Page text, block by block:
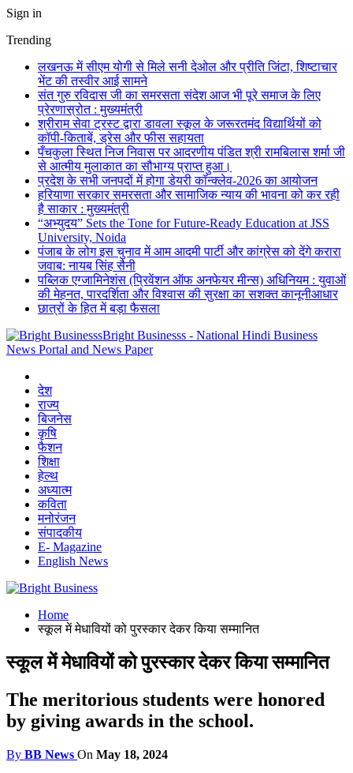
Sign in
Trending
लखनऊ में सीएम योगी से मिले सनी देओल और प्रीति जिंटा, शिष्टाचार
भेंट की तस्वीर आई सामने
संत गुरु रविदास जी का समरसता संदेश आज भी पूरे समाज के लिए
प्रेरणास्रोत : मुख्यमंत्री
श्रीराम सेवा ट्रस्ट द्वारा डावला स्कूल के जरूरतमंद विद्यार्थियों को
कॉपी-किताबें, ड्रेस और फीस सहायता
पँचकुला स्थित निज निवास पर आदरणीय पंडित श्री रामबिलास शर्मा जी
से आत्मीय मुलाकात का सौभाग्य प्राप्त हुआ।
प्रदेश के सभी जनपदों में होगा डेयरी कॉन्क्लेव-2026 का आयोजन
हरियाणा सरकार समरसता और सामाजिक न्याय की भावना को कर रही
है साकार : मुख्यमंत्री
“अभ्युदय” Sets the Tone for Future-Ready Education at JSS
University, Noida
पंजाब के लोग इस चुनाव में आम आदमी पार्टी और कांग्रेस को देंगे करारा
जवाब: नायब सिंह सैनी
पब्लिक एग्जामिनेशंस (प्रिवेंशन ऑफ अनफेयर मीन्स) अधिनियम : युवाओं
की मेहनत, पारदर्शिता और विश्वास की सुरक्षा का सशक्त कानूनीआधार
छात्रों के हित में बड़ा फैसला
Bright Businesss - National Hindi Business
News Portal and News Paper
देश
राज्य
बिजनेस
कृषि
फैशन
शिक्षा
हेल्थ
अध्यात्म
कविता
मनोरंजन
संपादकीय
E- Magazine
English News
Home
स्कूल में मेधावियों को पुरस्कार देकर किया सम्मानित
स्कूल में मेधावियों को पुरस्कार देकर किया सम्मानित
The meritorious students were honored
by giving awards in the school.
By BB News On May 18, 2024